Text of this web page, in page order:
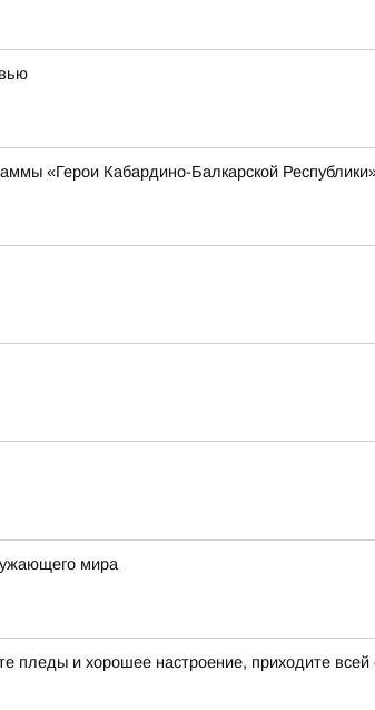
«Герои Кабардино-Балкарской
мира
и хорошее настроение, приходите